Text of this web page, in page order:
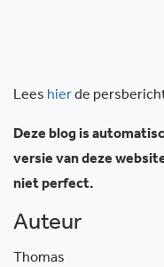
Lees hierde
Deze blog is
versie van deze
niet perfect.
Auteur
Thomas